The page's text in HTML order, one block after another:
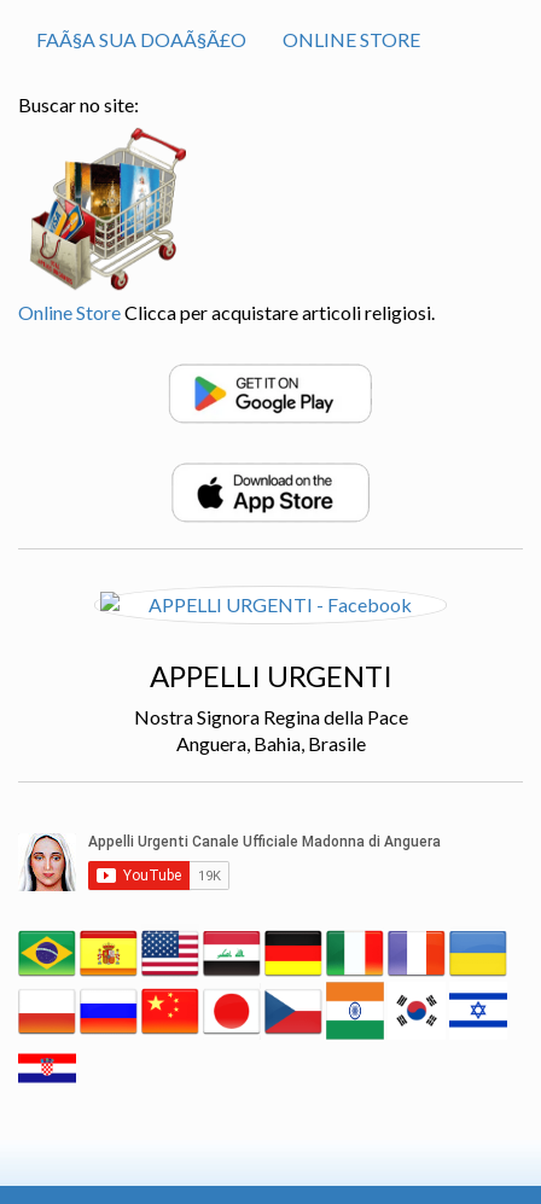
FAÃ§A SUA DOAÃ§Ã£O ONLINE STORE
Buscar no site:
Online StoreClicca per acquistare articoli religiosi.
APPELLI URGENTI
Nostra Signora Regina della Pace
Anguera, Bahia, Brasile